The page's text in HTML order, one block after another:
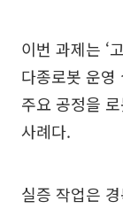
이번 과제는 ‘
다종로봇 운영
주요 공정을
사례다.
실증 작업은